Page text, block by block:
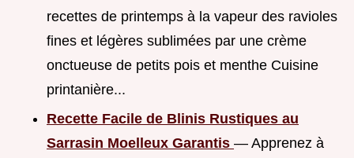
recettes de printemps à la vapeur des ravioles
fines et légères sublimées par une crème
onctueuse de petits pois et menthe Cuisine
printanière...
Recette Facile de Blinis Rustiques au
Sarrasin Moelleux Garantis — Apprenez à